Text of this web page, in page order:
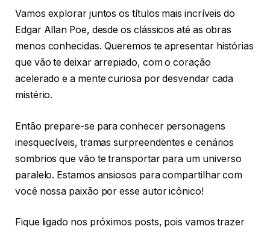
Vamos explorar juntos os títulos mais incríveis do
Edgar Allan Poe, desde os clássicos até as obras
menos conhecidas. Queremos te apresentar histórias
que vão te deixar arrepiado, com o coração
acelerado e a mente curiosa por desvendar cada
mistério.
Então prepare-se para conhecer personagens
inesquecíveis, tramas surpreendentes e cenários
sombrios que vão te transportar para um universo
paralelo. Estamos ansiosos para compartilhar com
você nossa paixão por esse autor icônico!
Fique ligado nos próximos posts, pois vamos trazer